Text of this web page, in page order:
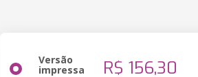
Versão
impressa R$ 156,30